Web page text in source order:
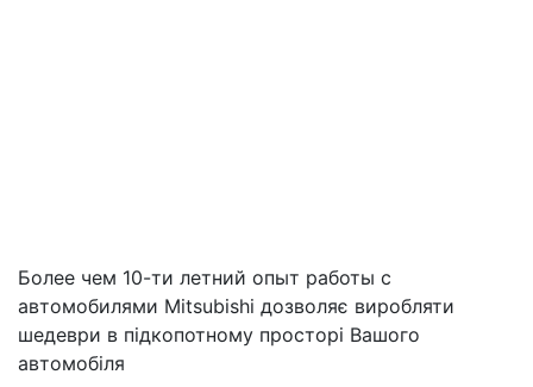
Более чем 10-ти летний опыт работы с
автомобилями Mitsubishi дозволяє виробляти
шедеври в підкопотному просторі Вашого
автомобіля